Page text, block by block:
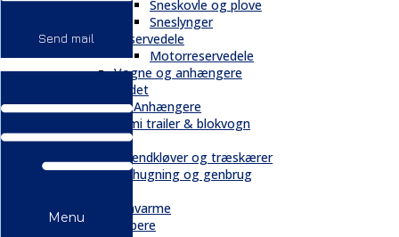
Send mail
Menu
Sneskovle og plove
Sneslynger
Reservedele
Motorreservedele
Vogne og anhængere
Andet
Trailere / Anhængere
Semi trailer & blokvogn
Skovbrug
Brændkløver og træskærer
Flishugning og genbrug
Gravarme
Gribere